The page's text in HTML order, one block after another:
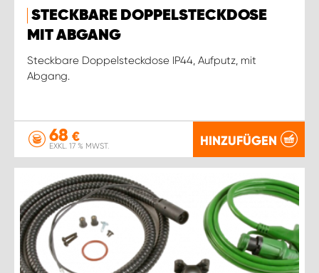
STECKBARE DOPPELSTECKDOSE
MIT ABGANG
Steckbare Doppelsteckdose IP44, Aufputz, mit
Abgang.
68 €
EXKL. 17 % MWST. HINZUFÜGEN